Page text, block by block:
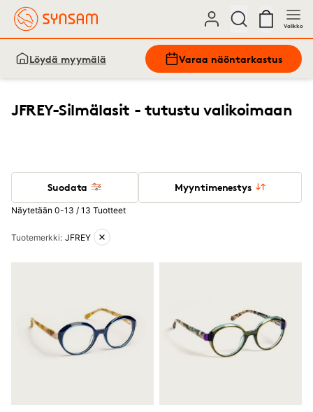
Valikko
Löydä myymälä Varaa näöntarkastus
JFREY-Silmälasit - tutustu valikoimaan
Suodata Myyntimenestys
Näytetään 0-13 / 13 Tuotteet
Aktiiviset suodattimet
Tuotemerkki: JFREY